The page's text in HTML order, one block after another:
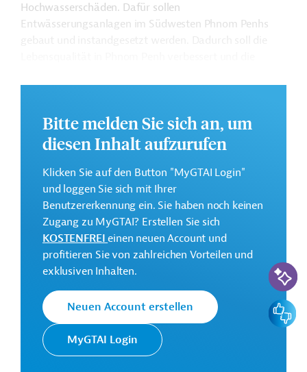
Hochwasserschäden. Dafür sollen
Entwässerungsanlagen im Südwesten Phnom Penhs
instandgesetzt, ein Rückhaltebecken sowie eine
Pumpstation gebaut sowie Gerät zum Betrieb und zur
werden. Ferner sollen verschiedene
Beratungsleistungen (Auslegung der Arbeiten,
Unterstützung des Ausschreibungsverfahrens,
Bauaufsicht, Verbesserung der Betriebs- und
Wartungsfähigkeit etc.) ausgeschrieben werden.
Die Durchführung des Projekts ist bis Dezember 2032
geplant.
Weitere Informationen zu dem Entwicklungsprojekt
finden Sie auf der
Webseite der JICA
.
GTAI informiert über die
: Schwerpunkte,
Bitte melden Sie sich an, um
diesen Inhalt aufzurufen
Klicken Sie auf den Button "MyGTAI Login"
und loggen Sie sich mit Ihrer
Benutzererkennung ein. Sie haben noch keinen
Zugang zu MyGTAI? Erstellen Sie sich
KOSTENFREIeinen neuen Account und
profitieren Sie von zahlreichen Vorteilen und
exklusiven Inhalten.
Neuen Account erstellen
MyGTAI Login
KI-